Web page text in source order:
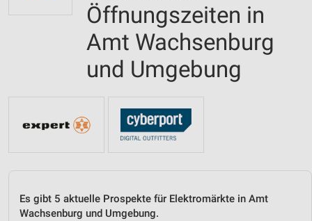
Öffnungszeiten in
Amt Wachsenburg
und Umgebung
Es gibt 5 aktuelle Prospekte für Elektromärkte in Amt
Wachsenburg und Umgebung.